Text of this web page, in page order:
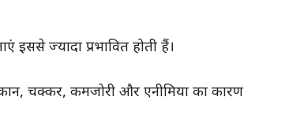
ज्यादा प्रभावित होती हैं।
चक्कर, कमजोरी और एनीमिया का कारण